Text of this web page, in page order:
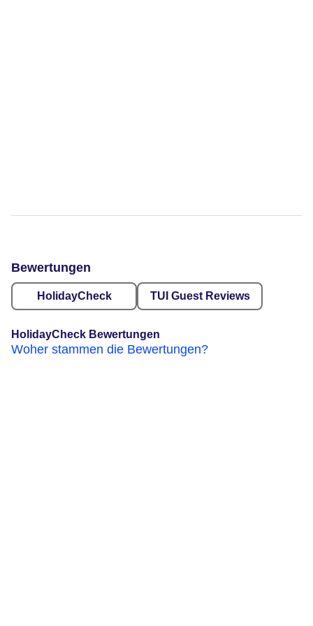
Bewertungen
HolidayCheck TUI Guest Reviews
HolidayCheck Bewertungen
Woher stammen die Bewertungen?